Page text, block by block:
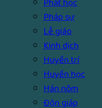
Pháp sự
Lễ giáo
Kinh dịch
Huyền trí
Huyền học
Hán nôm
Độn giáp